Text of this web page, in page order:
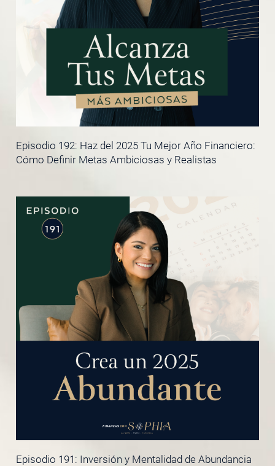
Episodio 192: Haz del 2025 Tu Mejor Año Financiero:
Cómo Definir Metas Ambiciosas y Realistas
Episodio 191: Inversión y Mentalidad de Abundancia